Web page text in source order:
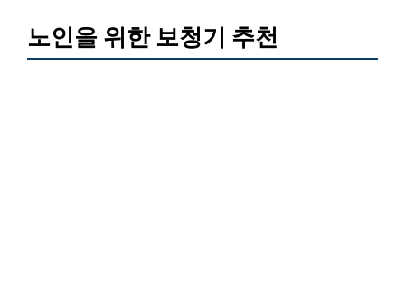
노인을 위한 보청기 추천